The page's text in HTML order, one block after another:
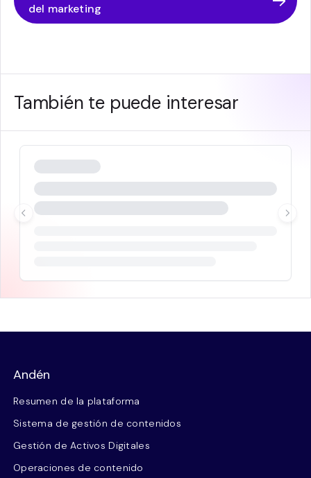
del marketing
También te puede interesar
Andén
Resumen de la plataforma
Sistema de gestión de contenidos
Gestión de Activos Digitales
Operaciones de contenido